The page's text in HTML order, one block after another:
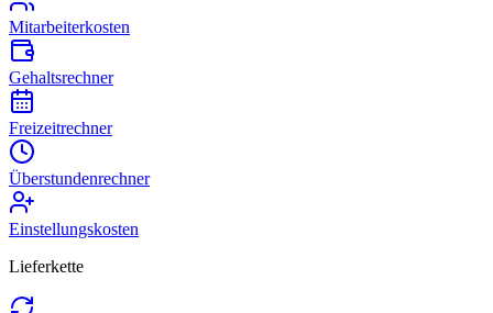
Mitarbeiterkosten
Gehaltsrechner
Freizeitrechner
Überstundenrechner
Einstellungskosten
Lieferkette